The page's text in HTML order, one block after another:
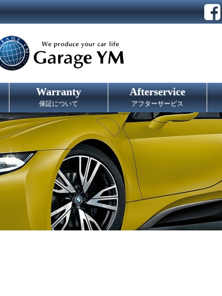
Warranty
保証について
Afterservice
アフターサービス